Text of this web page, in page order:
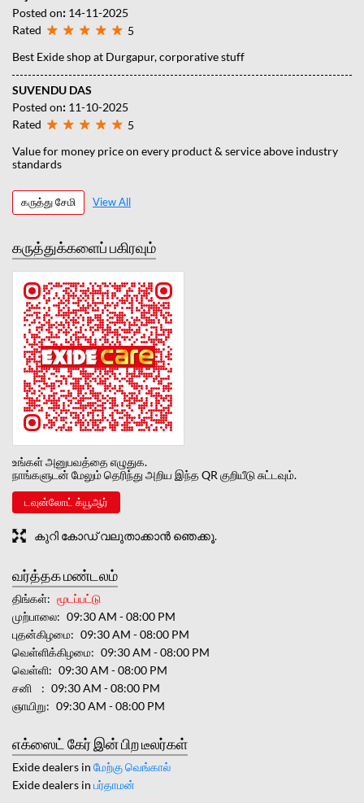
Posted on: 14-11-2025
Rated
5
Best Exide shop at Durgapur, corporative stuff
SUVENDU DAS
Posted on: 11-10-2025
Rated
5
Value for money price on every product & service above industry
standards
கருத்து சேமி View All
கருத்துக்களைப் பகிரவும்
உங்கள் அனுபவத்தை எழுதுக.
நாங்களுடன் மேலும் தெரிந்து அறிய இந்த QR குறியீடு சுட்டவும்.
டவுன்லோட் க்யூஆர்
കുറി കോഡ് വലുതാക്കാൻ ഞെക്കൂ.
வர்த்தக மண்டலம்
திங்கள்
மூடப்பட்டு
முற்பாலை
09:30 AM - 08:00 PM
புதன்கிழமை
09:30 AM - 08:00 PM
வெள்ளிக்கிழமை
09:30 AM - 08:00 PM
வெள்ளி
09:30 AM - 08:00 PM
சனி
09:30 AM - 08:00 PM
ஞாயிறு
09:30 AM - 08:00 PM
எக்ஸைட் கேர் இன் பிற டீலர்கள்
Exide dealers in மேற்கு வெங்கால்
Exide dealers in பர்தாமன்